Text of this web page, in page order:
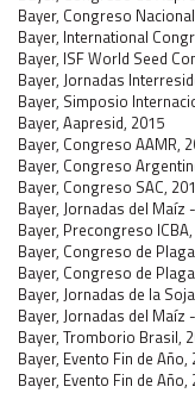
Bayer, Congreso
Bayer, International
Bayer, ISF World Seed
Bayer, Jornadas
Bayer, Simposio
Bayer, Aapresid, 2015
Bayer, Congreso AAMR,
Bayer, Congreso
Bayer, Congreso SAC,
Bayer, Jornadas del Maíz
Bayer, Precongreso
Bayer, Congreso de
Bayer, Congreso de
Bayer, Jornadas de la
Bayer, Jornadas del Maíz
Bayer, Tromborio Brasil,
Bayer, Evento Fin de Año,
Bayer, Evento Fin de Año,